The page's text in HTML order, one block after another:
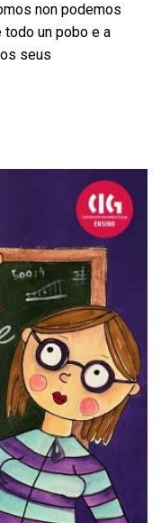
non podemos
un pobo e a
seus